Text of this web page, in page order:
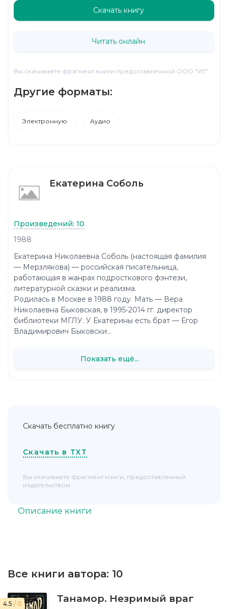
Скачать книгу
Читать онлайн
Вы скачиваете фрагмент книги предоставленной ООО "ИТ"
Другие форматы:
Электронную Аудио
Описание книги
Все книги автора: 10
4.5 / 0 Танамор. Незримый враг
Екатерина Соболь
Произведений: 10
1988
Екатерина Николаевна Соболь (настоящая фамилия
— Мерзлякова) — российская писательница,
работающая в жанрах подросткового фэнтези,
литературной сказки и реализма.
Родилась в Москве в 1988 году. Мать — Вера
Николаевна Быковская, в 1995-2014 гг. директор
библиотеки МГЛУ. У Екатерины есть брат — Егор
Владимирович Быковски...
Показать ещё...
Скачать бесплатно книгу
Скачать в TXT
Вы скачиваете фрагмент книги, предоставленный
издательством